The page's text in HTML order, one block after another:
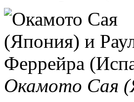
Окамото Сая